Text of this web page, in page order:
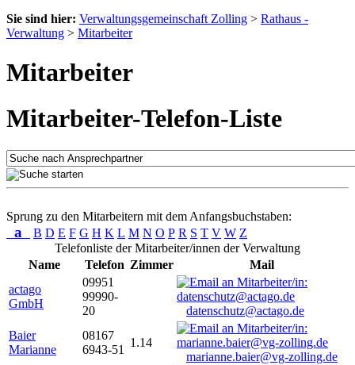
Sie sind hier: Verwaltungsgemeinschaft Zolling > Rathaus -
Verwaltung > Mitarbeiter
Mitarbeiter
Mitarbeiter-Telefon-Liste
Sprung zu den Mitarbeitern mit dem Anfangsbuchstaben:
a B D E F G H K L M N O P R S T V W Z
Telefonliste der Mitarbeiter/innen der Verwaltung
Name
Telefon Zimmer
Mail
actago
GmbH
09951
99990-
20
datenschutz@actago.de
Baier
Marianne
08167
6943-51
1.14
marianne.baier@vg-zolling.de